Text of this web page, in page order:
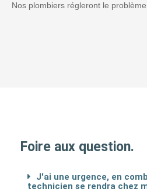
Nos plombiers régleront le
Foire aux question.
J'ai une urgence, en
technicien se rendra chez